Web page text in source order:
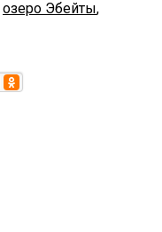
озеро Эбейты,